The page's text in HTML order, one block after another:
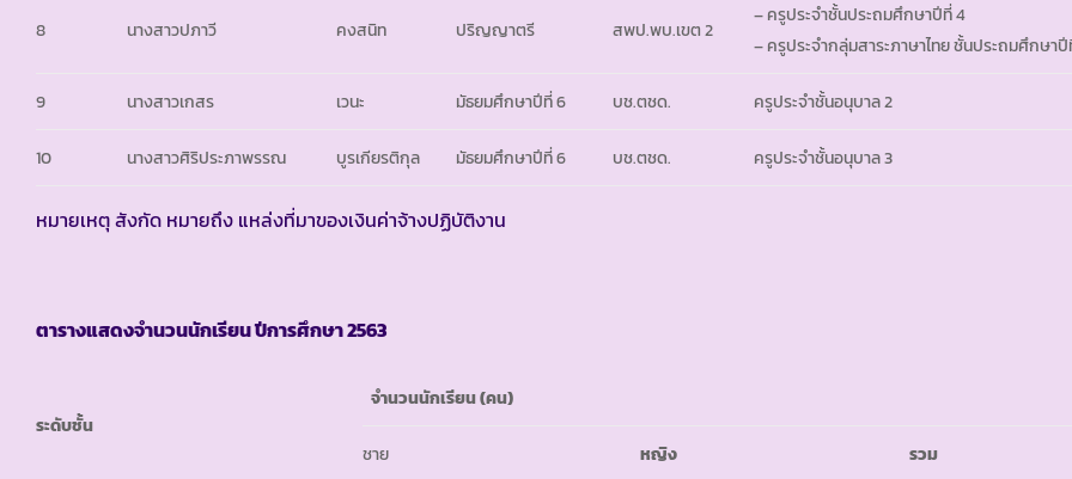
8 นางสาวปภาวี คงสนิท ปริญญาตรี สพป.พบ.เขต 2
– ครูประจำชั้นประถมศึกษาปีที่ 4
– ครูประจำกลุ่มสาระภาษาไทย ชั้นประถมศึกษา
9 นางสาวเกสร เวนะ มัธยมศึกษาปีที่ 6 บช.ตชด. ครูประจำชั้นอนุบาล 2
10 นางสาวศิริประภาพรรณ บูรเกียรติกุล มัธยมศึกษาปีที่ 6 บช.ตชด. ครูประจำชั้นอนุบาล 3
หมายเหตุ สังกัด หมายถึง แหล่งที่มาของเงินค่าจ้างปฏิบัติงาน
ตารางแสดงจำนวนนักเรียน ปีการศึกษา2563
ระดับชั้น
จำนวนนักเรียน (คน)
ชาย หญิง รวม